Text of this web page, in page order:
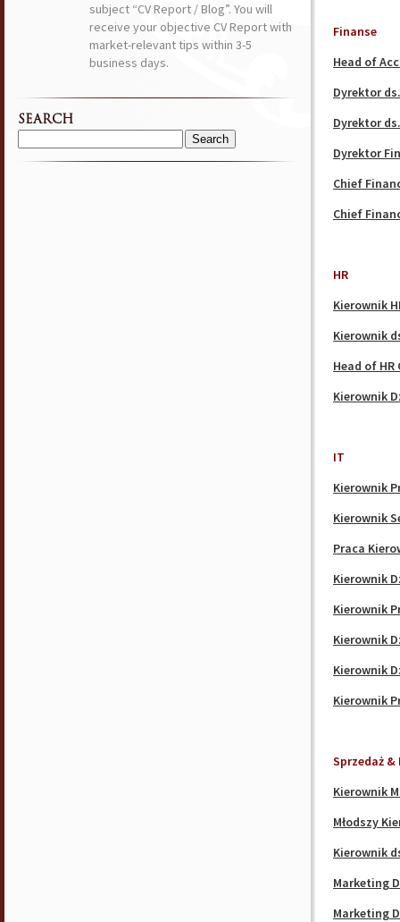
Finanse
Head of
Dyrektor
Dyrektor
Dyrektor
Chief
Chief
HR
Kierownik
Kierownik
Head of HR
Kierownik
IT
Kierownik
Kierownik
Praca
Kierownik
Kierownik
Kierownik
Kierownik
Kierownik
Sprzedaż
Kierownik
Młodszy
Kierownik
Marketing
Marketing
subject “CV Report / Blog”. You will
receive your objective CV Report with
market-relevant tips within 3-5
business days.
SEARCH
Search
for: